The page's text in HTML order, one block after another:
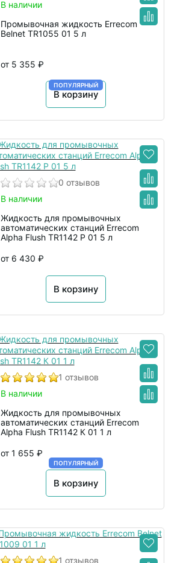
В наличии
Промывочная жидкость Errecom
Belnet TR1055 01 5 л
от 5 355 ₽
В корзину
ПОПУЛЯРНЫЙ
0 отзывов
В наличии
Жидкость для промывочных
автоматических станций Errecom
Alpha Flush TR1142 P 01 5 л
от 6 430 ₽
В корзину
1 отзывов
В наличии
Жидкость для промывочных
автоматических станций Errecom
Alpha Flush TR1142 К 01 1 л
от 1 655 ₽
В корзину
ПОПУЛЯРНЫЙ
1 отзывов